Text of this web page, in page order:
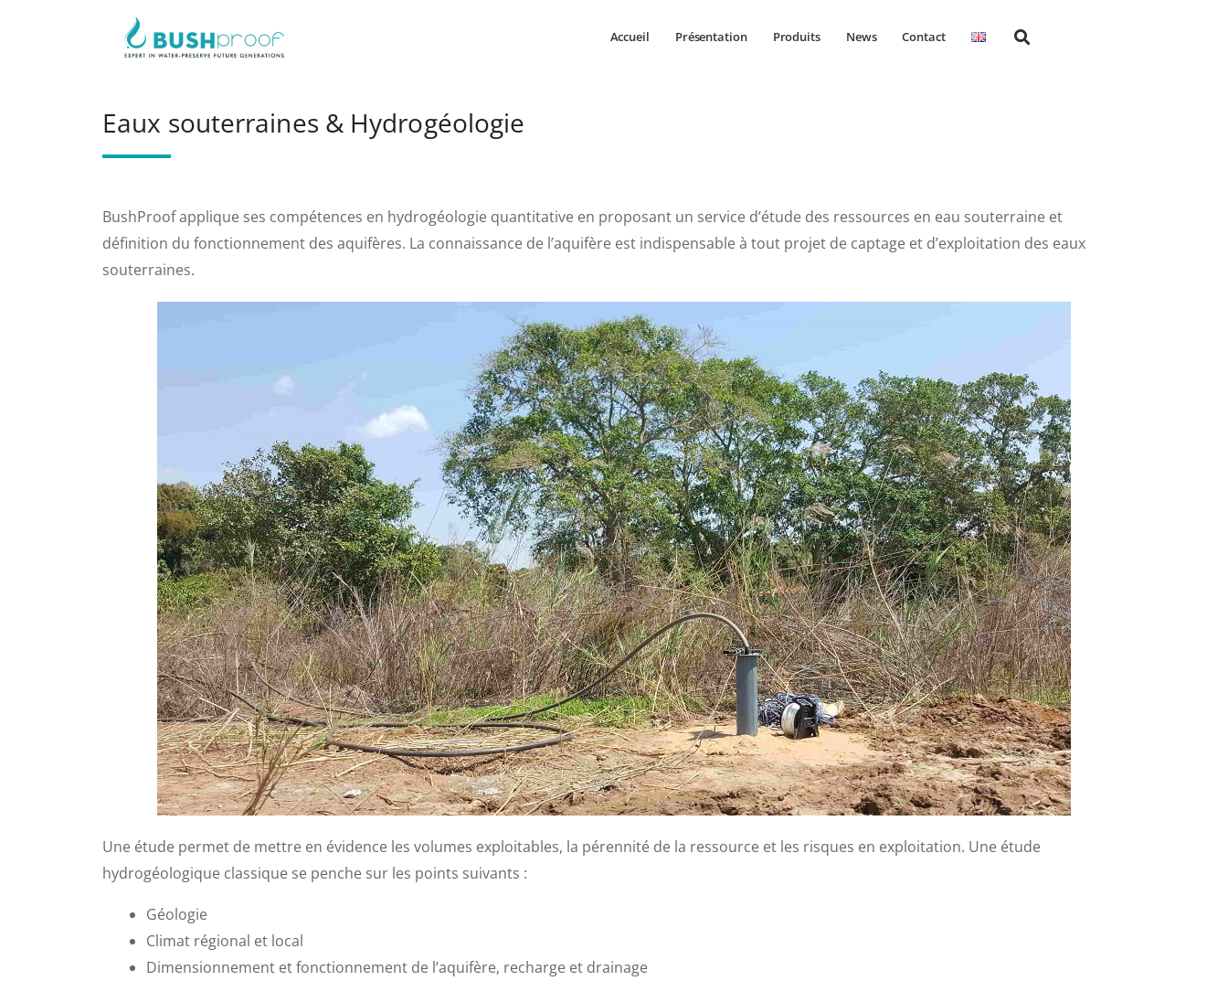
Accueil Présentation Produits News Contact
Eaux souterraines & Hydrogéologie
BushProof applique ses compétences en hydrogéologie quantitative en proposant un service d’étude des ressources en eau souterraine et
définition du fonctionnement des aquifères. La connaissance de l’aquifère est indispensable à tout projet de captage et d’exploitation des eaux
souterraines.
Une étude permet de mettre en évidence les volumes exploitables, la pérennité de la ressource et les risques en exploitation. Une étude
hydrogéologique classique se penche sur les points suivants :
Géologie
Climat régional et local
Dimensionnement et fonctionnement de l’aquifère, recharge et drainage